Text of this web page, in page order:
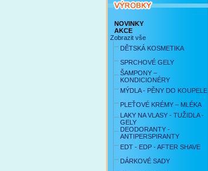
NOVINKY
AKCE
Zobrazit vše
DĚTSKÁ KOSMETIKA
SPRCHOVÉ GELY
ŠAMPONY –
KONDICIONÉRY
MÝDLA - PĚNY DO KOUPELE
PLEŤOVÉ KRÉMY – MLÉKA
LAKY NA VLASY - TUŽIDLA -
GELY
DEODORANTY -
ANTIPERSPIRANTY
EDT - EDP - AFTER SHAVE
DÁRKOVÉ SADY